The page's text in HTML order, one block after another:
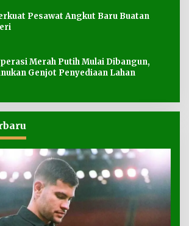
Pesawat Angkut Baru Buatan
Merah Putih Mulai Dibangun,
Genjot Penyediaan Lahan